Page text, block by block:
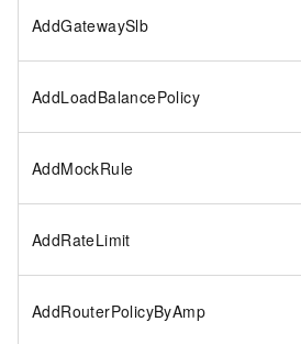
AddGatewaySlb
AddLoadBalancePolicy
AddMockRule
AddRateLimit
AddRouterPolicyByAmp